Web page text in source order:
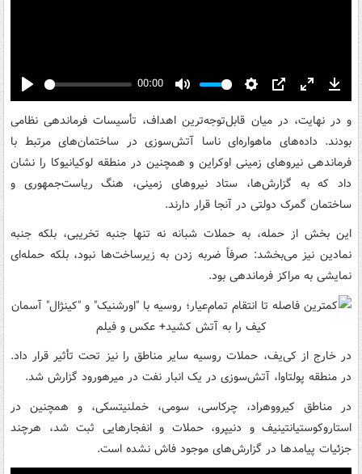
Play
00:00
Mute Settings
PIP Enter
fullscreen
و در نهایت، در میان قابل‌توجه‌ترین اهداف، تأسیسات فرماندهی نظامی
بودند. داده‌های ماهواره‌ای ناسا آتش‌سوزی در ساختمان‌های مرتبط با
فرماندهی نیروهای زمینی اوکراین و همچنین در منطقه لوکیانیوکا را نشان
داد که به گزارش‌ها، ستاد نیروهای زمینی، هنگ ریاست‌جمهوری و
ساختمان گمرک دولتی در آنجا قرار دارند.
این بخش از حمله، به حملات شبانه نه تنها جنبه تخریبی، بلکه جنبه
نمادین نیز می‌بخشد: صرفاً ضربه زدن به زیرساخت‌ها نبود، بلکه حمله‌ای
نمایشی به مراکز فرماندهی بود.
در خارج از کی‌یف، حملات روسیه سایر مناطق را نیز تحت تأثیر قرار داد.
در منطقه پولتاوا، آتش‌سوزی در یک انبار نفت در میرهورود گزارش شد.
در مناطق کیرووهراد، چرکاسی، سومی، خملنیتسکی، و همچنین در
استاروکوستیانتینیف و دنیپرو، حملات و انفجارهایی ثبت شد، هرچند
جزئیات پیامدها در گزارش‌های موجود فاش نشده است.